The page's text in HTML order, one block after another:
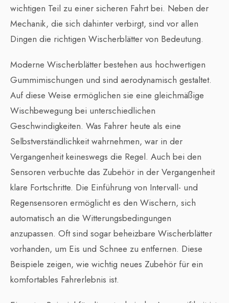
wichtigen Teil zu einer sicheren Fahrt bei. Neben der
Mechanik, die sich dahinter verbirgt, sind vor allen
Dingen die richtigen Wischerblätter von Bedeutung.
Moderne Wischerblätter bestehen aus hochwertigen
Gummimischungen und sind aerodynamisch gestaltet.
Auf diese Weise ermöglichen sie eine gleichmäßige
Wischbewegung bei unterschiedlichen
Geschwindigkeiten. Was Fahrer heute als eine
Selbstverständlichkeit wahrnehmen, war in der
Vergangenheit keineswegs die Regel. Auch bei den
Sensoren verbuchte das Zubehör in der Vergangenheit
klare Fortschritte. Die Einführung von Intervall- und
Regensensoren ermöglicht es den Wischern, sich
automatisch an die Witterungsbedingungen
anzupassen. Oft sind sogar beheizbare Wischerblätter
vorhanden, um Eis und Schnee zu entfernen. Diese
Beispiele zeigen, wie wichtig neues Zubehör für ein
komfortables Fahrerlebnis ist.